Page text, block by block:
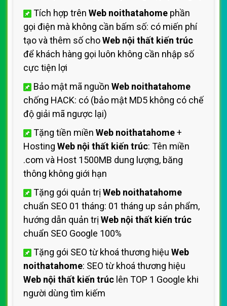
Tích hợp trên Web noithatahome phần
gọi điện mà không cần bấm số: có miến phí
tạo và thêm số choWeb nội thất kiến trúc
để khách hàng gọi luôn không cần nhập số
cực tiện lợi
Bảo mật mã nguồn Web noithatahome
chống HACK: có (bảo mật MD5 không có chế
độ giải mã ngược lại)
Tặng tiền miền Web noithatahome+
Hosting Web nội thất kiến trúc: Tên miền
.com và Host 1500MB dung lượng, băng
thông không giới hạn
Tặng gói quản trị Web noithatahome
chuẩn SEO 01 tháng: 01 tháng up sản phẩm,
hướng dẫn quản trị Web nội thất kiến trúc
chuẩn SEO Google 100%
Tặng gói SEO từ khoá thương hiệu Web
noithatahome: SEO từ khoá thương hiệu
Web nội thất kiến trúc lên TOP 1 Google khi
người dùng tìm kiếm